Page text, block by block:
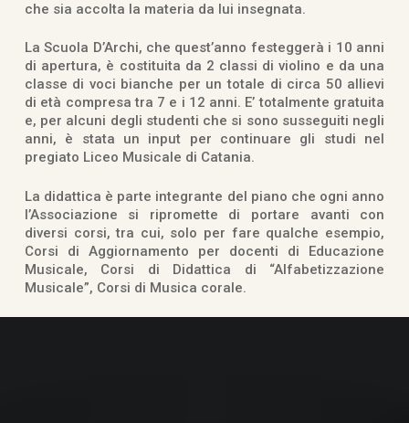
che sia accolta la materia da lui insegnata.
La Scuola D’Archi, che quest’anno festeggerà i 10 anni
di apertura, è costituita da 2 classi di violino e da una
classe di voci bianche per un totale di circa 50 allievi
di età compresa tra 7 e i 12 anni. E’ totalmente gratuita
e, per alcuni degli studenti che si sono susseguiti negli
anni, è stata un input per continuare gli studi nel
pregiato Liceo Musicale di Catania.
La didattica è parte integrante del piano che ogni anno
l’Associazione si ripromette di portare avanti con
diversi corsi, tra cui, solo per fare qualche esempio,
Corsi di Aggiornamento per docenti di Educazione
Musicale, Corsi di Didattica di “Alfabetizzazione
Musicale”, Corsi di Musica corale.